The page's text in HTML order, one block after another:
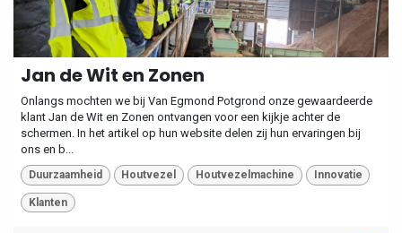
Jan de Wit en Zonen
Onlangs mochten we bij Van Egmond Potgrond onze gewaardeerde
klant Jan de Wit en Zonen ontvangen voor een kijkje achter de
schermen. In het artikel op hun website delen zij hun ervaringen bij
ons en b...
Duurzaamheid Houtvezel Houtvezelmachine Innovatie
Klanten